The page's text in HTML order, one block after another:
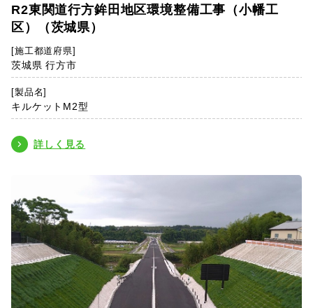
R2東関道行方鉾田地区環境整備工事（小幡工
区）（茨城県）
[施工都道府県]
茨城県 行方市
[製品名]
キルケットM2型
詳しく見る